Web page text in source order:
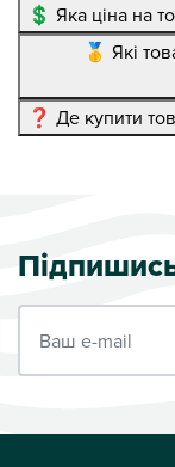
💲 Яка ціна на
🥇 Які
❓ Де купити